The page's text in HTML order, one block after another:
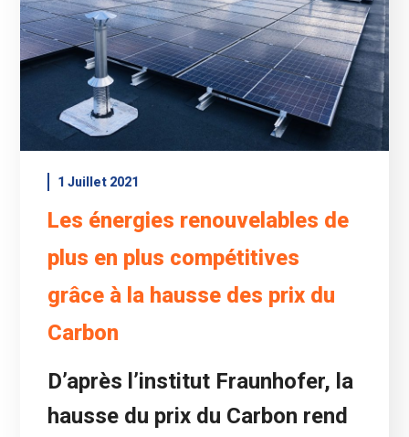
1 Juillet 2021
Les énergies renouvelables de
plus en plus compétitives
grâce à la hausse des prix du
Carbon
D’après l’institut Fraunhofer, la
hausse du prix du Carbon rend